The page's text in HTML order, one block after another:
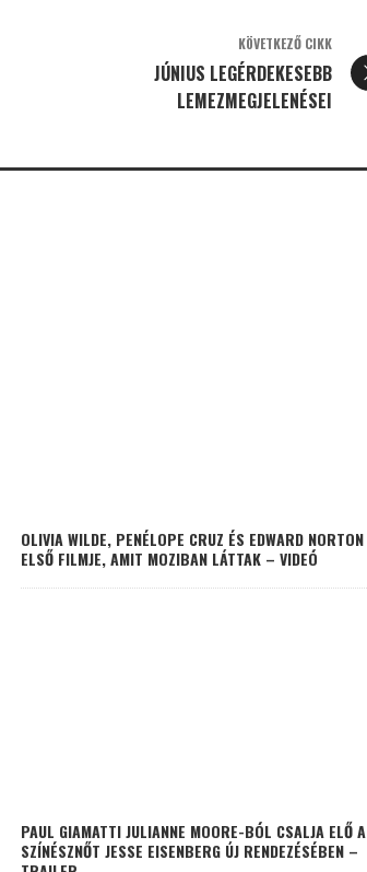
KÖVETKEZŐ CIKK
JÚNIUS LEGÉRDEKESEBB
LEMEZMEGJELENÉSEI
OLIVIA WILDE, PENÉLOPE CRUZ ÉS EDWARD NORTON
ELSŐ FILMJE, AMIT MOZIBAN LÁTTAK – VIDEÓ
PAUL GIAMATTI JULIANNE MOORE-BÓL CSALJA ELŐ A
SZÍNÉSZNŐT JESSE EISENBERG ÚJ RENDEZÉSÉBEN –